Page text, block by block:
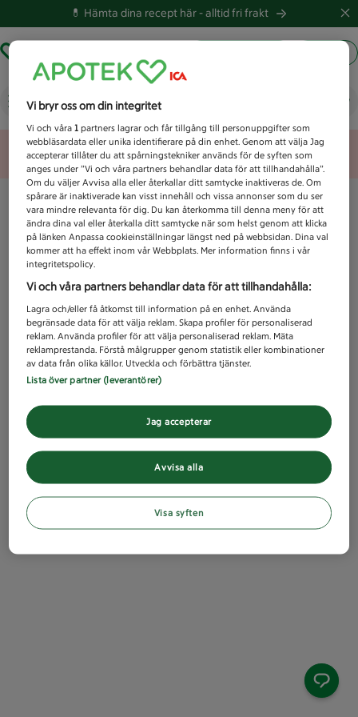
💊 Hämta dina recept här -alltid fri frakt
Vad letar du efter idag?
Unknown error
Vi bryr oss om din integritet
Vi och våra1 partners lagrar och får tillgång till personuppgifter som
webbläsardata eller unika identifierare på din enhet. Genom att välja Jag
accepterar tillåter du att spårningstekniker används för de syften som
anges under ”Vi och våra partners behandlar data för att tillhandahålla”.
Om du väljer Avvisa alla eller återkallar ditt samtycke inaktiveras de. Om
spårare är inaktiverade kan visst innehåll och vissa annonser som du ser
vara mindre relevanta för dig. Du kan återkomma till denna meny för att
ändra dina val eller återkalla ditt samtycke när som helst genom att klicka
på länken Anpassa cookieinställningar längst ned på webbsidan. Dina val
kommer att ha effekt inom vår Webbplats. Mer information finns i vår
integritetspolicy.
Vi och våra partners behandlar data för att tillhandahålla:
Lagra och/eller få åtkomst till information på en enhet. Använda
begränsade data för att välja reklam. Skapa profiler för personaliserad
reklam. Använda profiler för att välja personaliserad reklam. Mäta
reklamprestanda. Förstå målgrupper genom statistik eller kombinationer
av data från olika källor. Utveckla och förbättra tjänster.
Lista över partner (leverantörer)
Avvisa alla
Jag accepterar
Visa syften